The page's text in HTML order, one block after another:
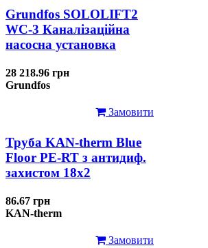
Grundfos SOLOLIFT2
WC-3 Каналізаційна
насосна установка
28 218.96 грн
Grundfos
Замовити
Труба KAN-therm Blue
Floor PE-RT з антидиф.
захистом 18х2
86.67 грн
KAN-therm
Замовити